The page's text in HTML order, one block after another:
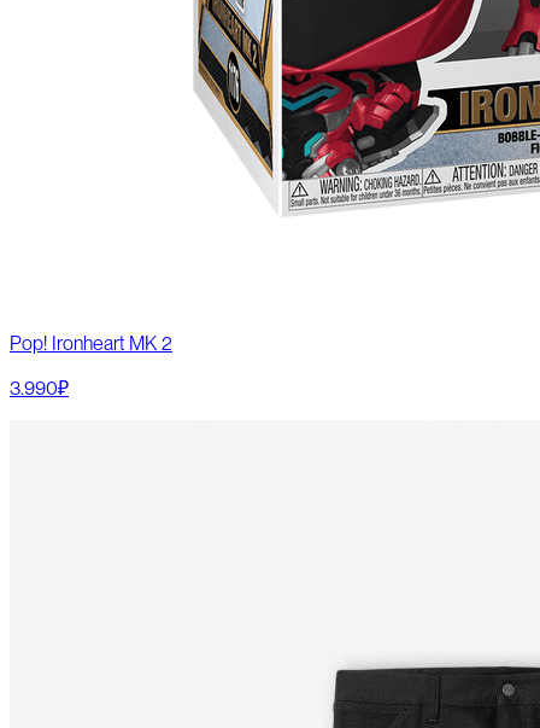
Pop! Ironheart MK 2
3.990₽